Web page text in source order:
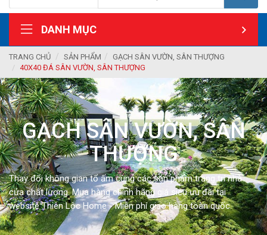
DANH MỤC
TRANG CHỦ SẢN PHẨM
GẠCH SÂN VƯỜN, SÂN THƯỢNG
40X40 ĐÁ SÂN VƯỜN, SÂN THƯỢNG
GẠCH SÂN VƯỜN, SÂN
THƯỢNG
Thay đổi không gian tổ ấm cùng các sản phẩm trang trí nhà
cửa chất lượng. Mua hàng chính hãng giá siêu ưu đãi tại
website Thiên Lộc Home - Miễn phí giao hàng toàn quốc.